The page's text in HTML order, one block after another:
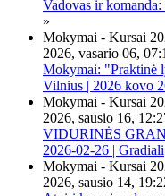
Vadovas ir
»
Mokymai - Kursai
2026, vasario 06,
Mokymai: "Praktinė
Vilnius | 2026 kovo
Mokymai - Kursai
2026, sausio 16,
VIDURINĖS
2026-02-26 | Gradiali
Mokymai - Kursai
2026, sausio 14,